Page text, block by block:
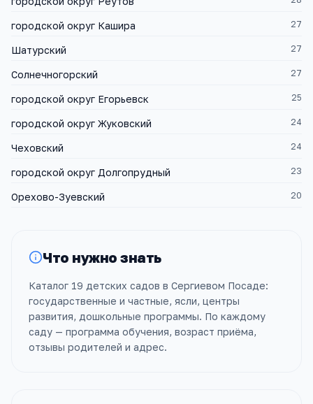
городской округ Кашира 27
Шатурский 27
Солнечногорский 27
городской округ Егорьевск 25
городской округ Жуковский 24
Чеховский 24
городской округ Долгопрудный 23
Орехово-Зуевский 20
Что нужно знать
Каталог 19 детских садов в Сергиевом Посаде:
государственные и частные, ясли, центры
развития, дошкольные программы. По каждому
саду — программа обучения, возраст приёма,
отзывы родителей и адрес.